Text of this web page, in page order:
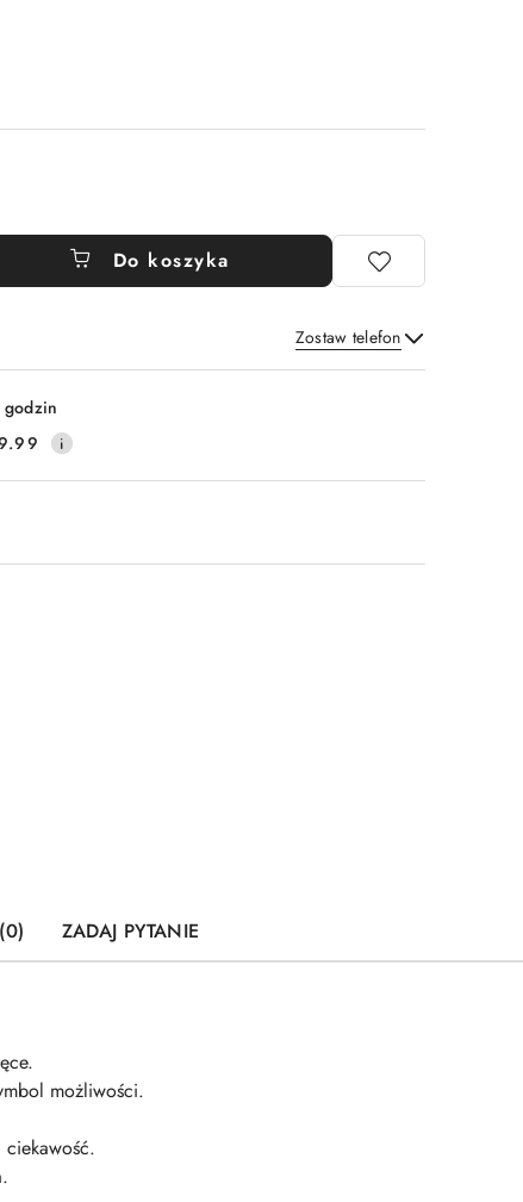
Do koszyka
Zostaw telefon
Wyślij
ZADAJ PYTANIE
możliwości.
ciekawość.